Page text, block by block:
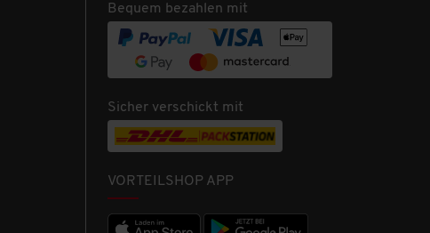
Bequem bezahlen mit
Sicher verschickt mit
VORTEILSHOP APP